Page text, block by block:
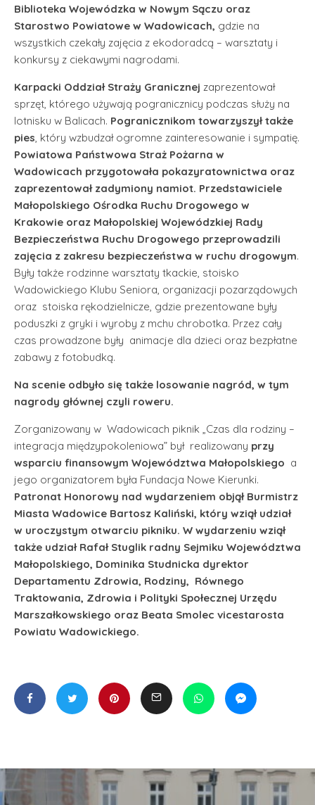
Biblioteka Wojewódzka w Nowym Sączu oraz
Starostwo Powiatowe w Wadowicach, gdzie na
wszystkich czekały zajęcia z ekodoradcą – warsztaty i
konkursy z ciekawymi nagrodami.
Karpacki Oddział Straży Granicznej zaprezentował
sprzęt, którego używają pogranicznicy podczas służy na
lotnisku w Balicach. Pogranicznikom towarzyszył także
pies , który wzbudzał ogromne zainteresowanie i sympatię.
Powiatowa Państwowa Straż Pożarna w
Wadowicach przygotowała pokazyratownictwa oraz
zaprezentował zadymiony namiot. Przedstawiciele
Małopolskiego Ośrodka Ruchu Drogowego w
Krakowie oraz Małopolskiej Wojewódzkiej Rady
Bezpieczeństwa Ruchu Drogowego przeprowadzili
zajęcia z zakresu bezpieczeństwa w ruchu drogowym.
Były także rodzinne warsztaty tkackie, stoisko
Wadowickiego Klubu Seniora, organizacji pozarządowych
oraz stoiska rękodzielnicze, gdzie prezentowane były
poduszki z gryki i wyroby z mchu chrobotka. Przez cały
czas prowadzone były animacje dla dzieci oraz bezpłatne
zabawy z fotobudką.
Na scenie odbyło się także losowanie nagród, w tym
nagrody głównej czyli roweru.
Zorganizowany w Wadowicach piknik „Czas dla rodziny –
integracja międzypokoleniowa” był realizowany przy
wsparciu finansowym Województwa Małopolskiego a
jego organizatorem była Fundacja Nowe Kierunki.
Patronat Honorowy nad wydarzeniem objął Burmistrz
Miasta Wadowice Bartosz Kaliński, który wziął udział
w uroczystym otwarciu pikniku. W wydarzeniu wziął
także udział Rafał Stuglik radny Sejmiku Województwa
Małopolskiego, Dominika Studnicka dyrektor
Departamentu Zdrowia, Rodziny, Równego
Traktowania, Zdrowia i Polityki Społecznej Urzędu
Marszałkowskiego oraz Beata Smolec vicestarosta
Powiatu Wadowickiego.